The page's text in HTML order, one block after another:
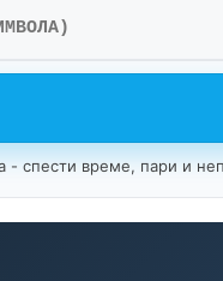
- спести време, пари и